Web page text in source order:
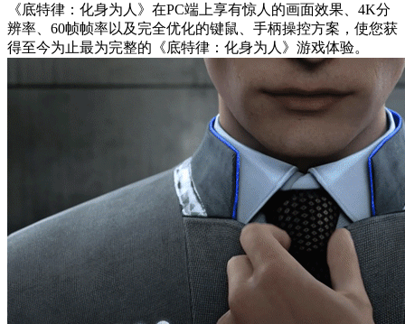
《底特律：化身为人》在PC端上享有惊人的画面效果、4K分
辨率、60帧帧率以及完全优化的键鼠、手柄操控方案，使您获
得至今为止最为完整的《底特律：化身为人》游戏体验。